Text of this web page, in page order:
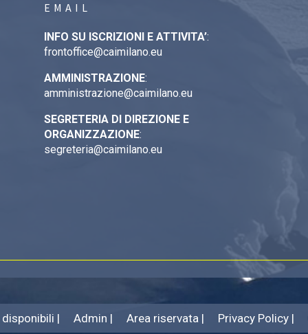
EMAIL
INFO SU ISCRIZIONI E ATTIVITA’:
frontoffice@caimilano.eu
AMMINISTRAZIONE:
amministrazione@caimilano.eu
SEGRETERIA DI DIREZIONE E
ORGANIZZAZIONE:
segreteria@caimilano.eu
| Admin | Area riservata | Privacy Policy |